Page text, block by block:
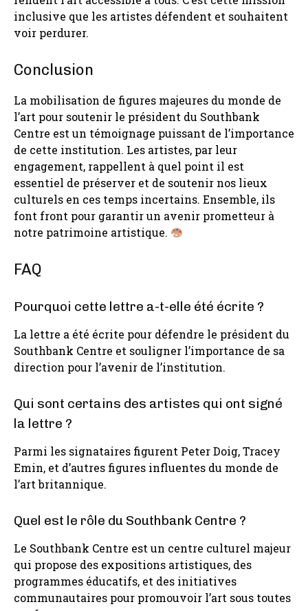
inclusive que les artistes défendent et souhaitent
voir perdurer.
Conclusion
La mobilisation de figures majeures du monde de
l’art pour soutenir le président du Southbank
Centre est un témoignage puissant de l’importance
de cette institution. Les artistes, par leur
engagement, rappellent à quel point il est
essentiel de préserver et de soutenir nos lieux
culturels en ces temps incertains. Ensemble, ils
font front pour garantir un avenir prometteur à
notre patrimoine artistique.
FAQ
Pourquoi cette lettre a-t-elle été écrite ?
La lettre a été écrite pour défendre le président du
Southbank Centre et souligner l’importance de sa
direction pour l’avenir de l’institution.
Qui sont certains des artistes qui ont signé
la lettre ?
Parmi les signataires figurent Peter Doig, Tracey
Emin, et d’autres figures influentes du monde de
l’art britannique.
Quel est le rôle du Southbank Centre ?
Le Southbank Centre est un centre culturel majeur
qui propose des expositions artistiques, des
programmes éducatifs, et des initiatives
communautaires pour promouvoir l’art sous toutes